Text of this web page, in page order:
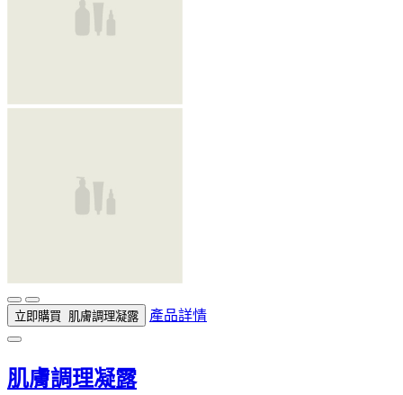
立即購買 肌膚調理凝露 產品詳情
肌膚調理凝露